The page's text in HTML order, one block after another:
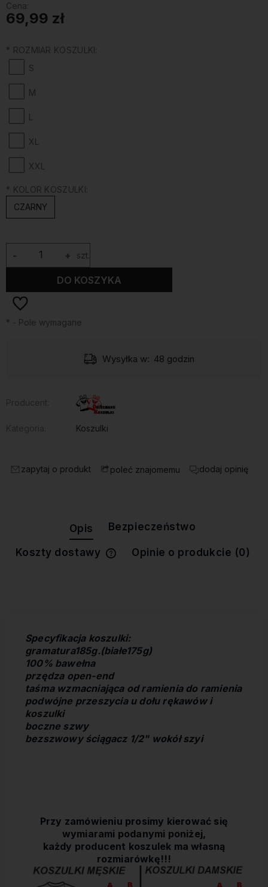
Cena:
69,99 zł
* ROZMIAR KOSZULKI:
S
M
L
XL
XXL
* KOLOR KOSZULKI:
CZARNY
+
- szt.
DO KOSZYKA
* - Pole wymagane
Wysyłka w: 48 godzin
Koszulki
zapytaj o produkt poleć znajomemu dodaj opinię
Opis Bezpieczeństwo
Koszty dostawy
Cena nie zawiera ewentualnych
Opinie o produkcie (0)
Specyfikacja koszulki:
gramatura185g.(białe175g)
100% bawełna
przędza open-end
taśma wzmacniająca od ramienia do ramienia
podwójne przeszycia u dołu rękawów i
koszulki
boczne szwy
bezszwowy ściągacz 1/2" wokół szyi
Przy zamówieniu prosimy kierować się
wymiarami podanymi poniżej,
każdy producent koszulek ma własną
rozmiarówkę!!!